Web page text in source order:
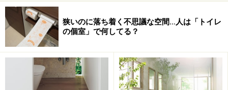
最近では、各メーカーから、さまざまなタイプの洗面器
が揃っており、デザインに特徴があるもの、限られたス
ペースでも設置できるタイプなど、好みや予算に合わせ
てプランニングすることが可能です。
狭いのに落ち着く不思議な空間…人は「トイレ
の個室」で何してる？